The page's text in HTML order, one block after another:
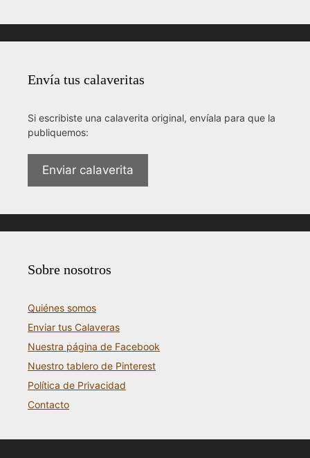
Envía tus calaveritas
Si escribiste una calaverita original, envíala para que la
publiquemos:
Enviar calaverita
Sobre nosotros
Quiénes somos
Enviar tus Calaveras
Nuestra página de Facebook
Nuestro tablero de Pinterest
Política de Privacidad
Contacto